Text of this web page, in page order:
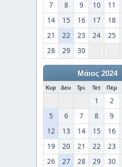
7
8 9 10 11
14
15 16 17 18
21
22 23 24 25
28
29 30
Μάιος 2024
Κυρ Δευ Τρι Τετ Πεμ
1 2
5
6 7 8 9
12
13 14 15 16
19
20 21 22 23
26
27 28 29 30